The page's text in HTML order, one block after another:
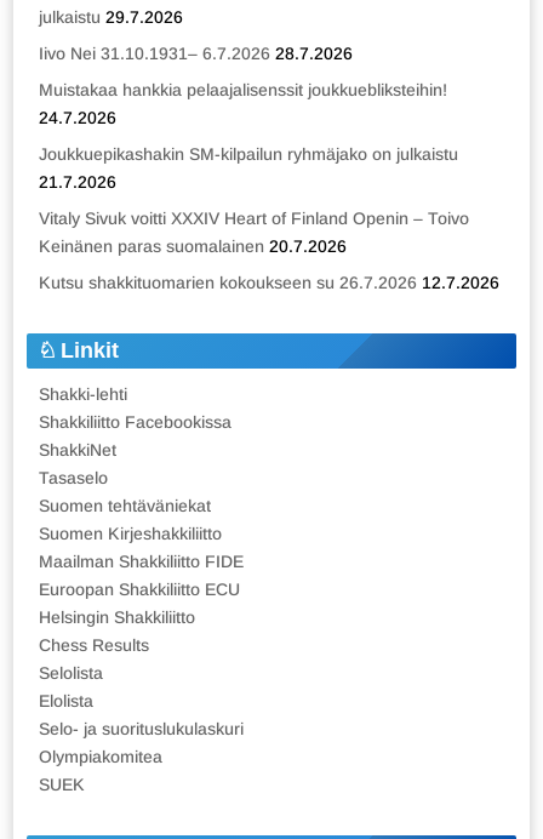
julkaistu 29.7.2026
Iivo Nei 31.10.1931– 6.7.2026 28.7.2026
Muistakaa hankkia pelaajalisenssit joukkuebliksteihin!
24.7.2026
Joukkuepikashakin SM-kilpailun ryhmäjako on julkaistu
21.7.2026
Vitaly Sivuk voitti XXXIV Heart of Finland Openin – Toivo
Keinänen paras suomalainen 20.7.2026
Kutsu shakkituomarien kokoukseen su 26.7.2026 12.7.2026
Linkit
Shakki-lehti
Shakkiliitto Facebookissa
ShakkiNet
Tasaselo
Suomen tehtäväniekat
Suomen Kirjeshakkiliitto
Maailman Shakkiliitto FIDE
Euroopan Shakkiliitto ECU
Helsingin Shakkiliitto
Chess Results
Selolista
Elolista
Selo- ja suorituslukulaskuri
Olympiakomitea
SUEK